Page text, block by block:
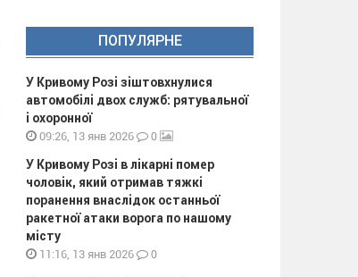
ПОПУЛЯРНЕ
У Кривому Розі зіштовхнулися
автомобілі двох служб: рятувальної
і охоронної
09:26, 13 янв 2026 0
У Кривому Розі в лікарні помер
чоловік, який отримав тяжкі
поранення внаслідок останньої
ракетної атаки ворога по нашому
місту
11:16, 13 янв 2026 0